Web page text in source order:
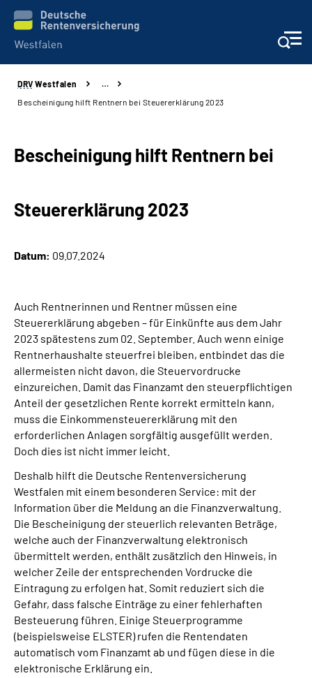
Kontakt und Beratung
Presse
Online-Services
Inhalte in Gebärdensprache (DGS)
Leichte Sprache
Suche
Mein Kundenportal
DRV Westfalen
…
Bescheinigung hilft Rentnern bei Steuererklärung 2023
Bescheinigung hilft Rentnern bei
Steuererklärung 2023
Datum: 09.07.2024
Auch Rentnerinnen und Rentner müssen eine
Steuererklärung abgeben – für Einkünfte aus dem Jahr
2023 spätestens zum 02. September. Auch wenn einige
Rentnerhaushalte steuerfrei bleiben, entbindet das die
allermeisten nicht davon, die Steuervordrucke
einzureichen. Damit das Finanzamt den steuerpflichtigen
Anteil der gesetzlichen Rente korrekt ermitteln kann,
muss die Einkommensteuererklärung mit den
erforderlichen Anlagen sorgfältig ausgefüllt werden.
Doch dies ist nicht immer leicht.
Deshalb hilft die Deutsche Rentenversicherung
Westfalen mit einem besonderen Service: mit der
Information über die Meldung an die Finanzverwaltung.
Die Bescheinigung der steuerlich relevanten Beträge,
welche auch der Finanzverwaltung elektronisch
übermittelt werden, enthält zusätzlich den Hinweis, in
welcher Zeile der entsprechenden Vordrucke die
Eintragung zu erfolgen hat. Somit reduziert sich die
Gefahr, dass falsche Einträge zu einer fehlerhaften
Besteuerung führen. Einige Steuerprogramme
(beispielsweise ELSTER) rufen die Rentendaten
automatisch vom Finanzamt ab und fügen diese in die
elektronische Erklärung ein.